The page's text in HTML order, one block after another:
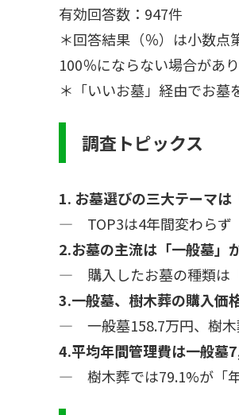
有効回答数：947件
＊回答結果（％）は小数
100％にならない場合があり
＊「いいお墓」経由でお墓
調査トピックス
1. お墓選びの三大テーマは
― TOP3は4年間変わらず
2.お墓の主流は「一般墓」
― 購入したお墓の種類は
3.一般墓、樹木葬の購入価
― 一般墓158.7万円、樹木
4.平均年間管理費は一般
― 樹木葬では79.1%が「